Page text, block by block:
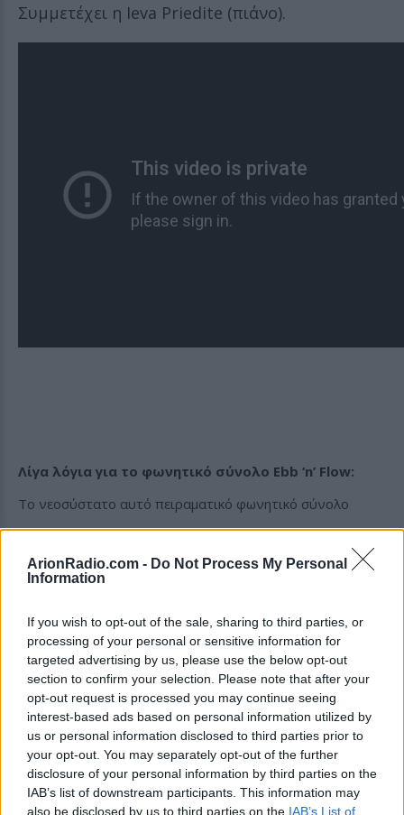
ArionRadio.com - Do Not Process My Personal
Information
If you wish to opt-out of the sale, sharing to third parties, or
processing of your personal or sensitive information for
targeted advertising by us, please use the below opt-out
section to confirm your selection. Please note that after your
opt-out request is processed you may continue seeing
interest-based ads based on personal information utilized by
us or personal information disclosed to third parties prior to
your opt-out. You may separately opt-out of the further
disclosure of your personal information by third parties on the
IAB’s list of downstream participants. This information may
also be disclosed by us to third parties on the IAB’s List of
Συμμετέχει η Ieva Priedite (πιάνο).
Λίγα λόγια για το φωνητικό σύνολο Ebb ‘n’ Flow:
Το νεοσύστατο αυτό πειραματικό φωνητικό σύνολο
γεννήθηκε τον Οκτώβριο του 2015 από τη μαέστρο
Κωνσταντίνα Σαμακοβλή και τη χορεύτρια Ευαγγελία
΄΄αχαρτογράφητων νερών΄΄ διάδρασης του αυτοσχεδιασμού
φωνής και κίνησης στην Ελλάδα. Ο πυρήνας των 13
γυναικών που το αποτελούν ταξιδεύει με μόνη ”σχεδία”
την κοινή αγάπη για τη μουσική και τον πειραματισμό. Η
ομάδα Ebb ‘n’ Flow δε διαφέρει πολύ από το κοινό της.
Και οι δύο δρουν προσθετικά στην πλημμυρίδα της